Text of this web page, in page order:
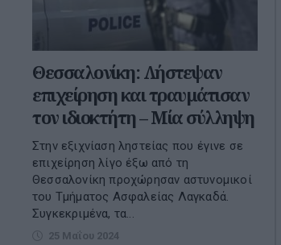
Θεσσαλονίκη: Λήστεψαν
επιχείρηση και τραυμάτισαν
τον ιδιοκτήτη – Μία σύλληψη
Στην εξιχνίαση ληστείας που έγινε σε
επιχείρηση λίγο έξω από τη
Θεσσαλονίκη προχώρησαν αστυνομικοί
του Τμήματος Ασφαλείας Λαγκαδά.
Συγκεκριμένα, τα...
25 Μαΐου 2024